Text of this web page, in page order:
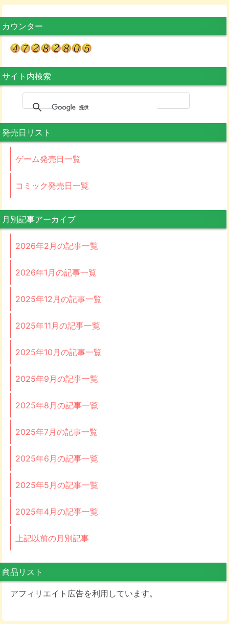
カウンター
サイト内検索
発売日リスト
ゲーム発売日一覧
コミック発売日一覧
月別記事アーカイブ
2026年2月の記事一覧
2026年1月の記事一覧
2025年12月の記事一覧
2025年11月の記事一覧
2025年10月の記事一覧
2025年9月の記事一覧
2025年8月の記事一覧
2025年7月の記事一覧
2025年6月の記事一覧
2025年5月の記事一覧
2025年4月の記事一覧
上記以前の月別記事
商品リスト
アフィリエイト広告を利用しています。